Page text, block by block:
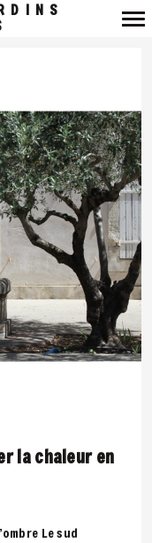
la chaleur en
Le sud